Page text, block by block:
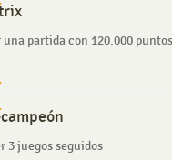
una partida con 120.000
3 juegos seguidos